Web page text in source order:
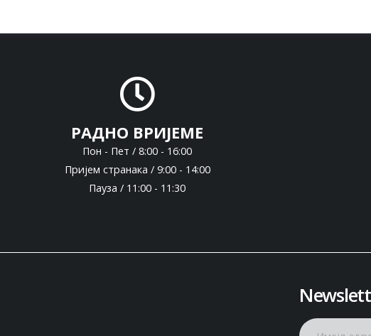
РАДНО ВРИЈЕМЕ
Пон - Пет / 8:00 - 16:00
Пријем странака / 9:00 - 14:00
Пауза / 11:00 - 11:30